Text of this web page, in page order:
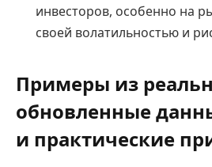
инвесторов, особенно на
своей волатильностью и
Примеры из
обновленные
и практические